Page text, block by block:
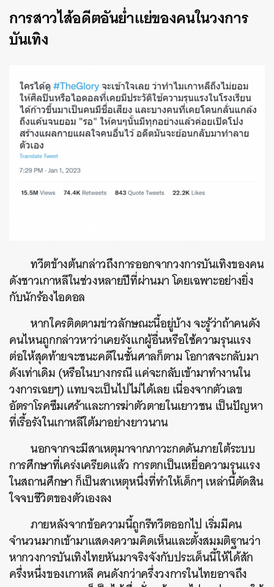
การสาวไส้อดีตอันย่ำแย่ของคนในวงการ
บันเทิง
ทวีตข้างต้นกล่าวถึงการออกจากวงการบันเทิงของคน
ดังชาวเกาหลีในช่วงหลายปีที่ผ่านมา โดยเฉพาะอย่างยิ่ง
กับนักร้องไอดอล
หากใครติดตามข่าวลักษณะนี้อยู่บ้าง จะรู้ว่าถ้าคนดัง
คนไหนถูกกล่าวหาว่าเคยรังแกผู้อื่นหรือใช้ความรุนแรง
ต่อให้สุดท้ายจะชนะคดีในชั้นศาลก็ตาม โอกาสจะกลับมา
ดังเท่าเดิม (หรือในบางกรณี แค่จะกลับเข้ามาทํางานใน
วงการเฉยๆ) แทบจะเป็นไปไม่ได้เลย เนื่องจากตัวเลข
อัตราโรคซึมเศร้าและการฆ่าตัวตายในเยาวชน เป็นปัญหา
ที่เรื้อรังในเกาหลีใต้มาอย่างยาวนาน
นอกจากจะมีสาเหตุมาจากภาวะกดดันภายใต้ระบบ
การศึกษาที่เคร่งเครียดแล้ว การตกเป็นเหยื่อความรุนแรง
ในสถานศึกษา ก็เป็นสาเหตุหนึ่งที่ทําให้เด็กๆ เหล่านี้ตัดสิน
ใจจบชีวิตของตัวเองลง
ภายหลังจากข้อความนี้ถูกรีทวีตออกไป เริ่มมีคน
จำนวนมากเข้ามาแสดงความคิดเห็นและตั้งสมมติฐานว่า
หากวงการบันเทิงไทยหันมาจริงจังกับประเด็นนี้ให้ได้สัก
ครึ่งหนึ่งของเกาหลี คนดังกว่าครึ่งวงการในไทยอาจถึง